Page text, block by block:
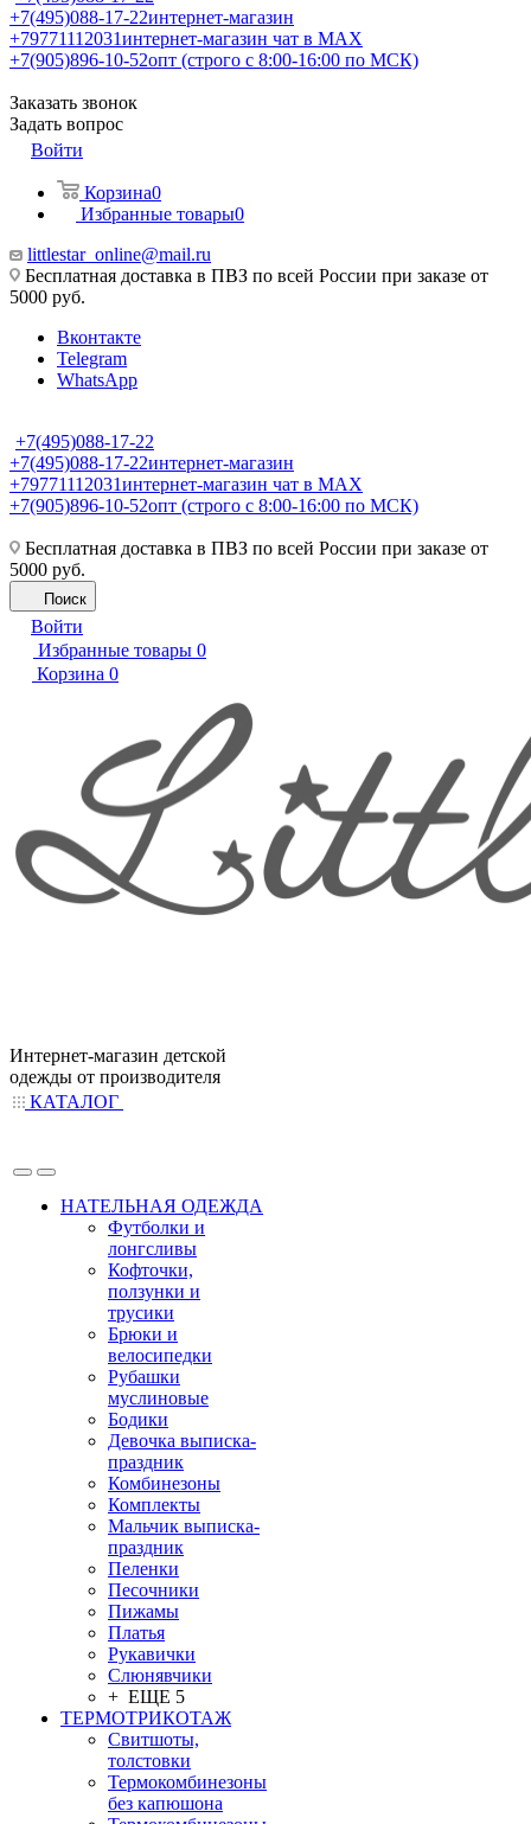
+7(495)088-17-22интернет-магазин
+79771112031интернет-магазин чат в MAX
+7(905)896-10-52опт (строго с 8:00-16:00 по МСК)
Заказать звонок
Задать вопрос
Войти
Корзина0
Избранные товары0
littlestar_online@mail.ru
Бесплатная доставка в ПВЗ по всей России при заказе от
5000 руб.
Вконтакте
Telegram
WhatsApp
+7(495)088-17-22
+7(495)088-17-22интернет-магазин
+79771112031интернет-магазин чат в MAX
+7(905)896-10-52опт (строго с 8:00-16:00 по МСК)
Бесплатная доставка в ПВЗ по всей России при заказе от
5000 руб.
Поиск
Войти
Избранные товары 0
Корзина 0
Интернет-магазин детской
одежды от производителя
КАТАЛОГ
НАТЕЛЬНАЯ ОДЕЖДА
Футболки и
лонгсливы
Кофточки,
ползунки и
трусики
Брюки и
велосипедки
Рубашки
муслиновые
Бодики
Девочка выписка-
праздник
Комбинезоны
Комплекты
Мальчик выписка-
праздник
Пеленки
Песочники
Пижамы
Платья
Рукавички
Слюнявчики
+ ЕЩЕ 5
ТЕРМОТРИКОТАЖ
Свитшоты,
толстовки
Термокомбинезоны
без капюшона